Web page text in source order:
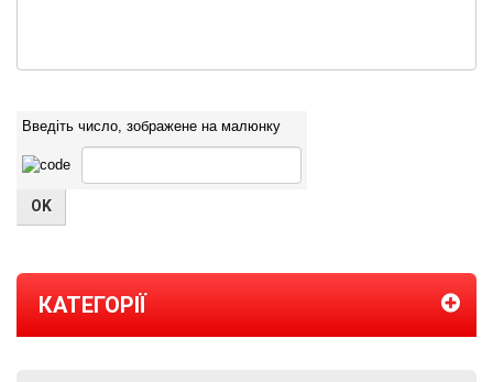
Введіть число, зображене на малюнку
КАТЕГОРІЇ